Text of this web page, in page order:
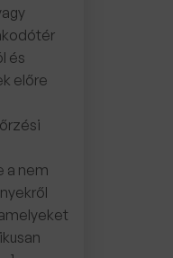
és
előre
a nem